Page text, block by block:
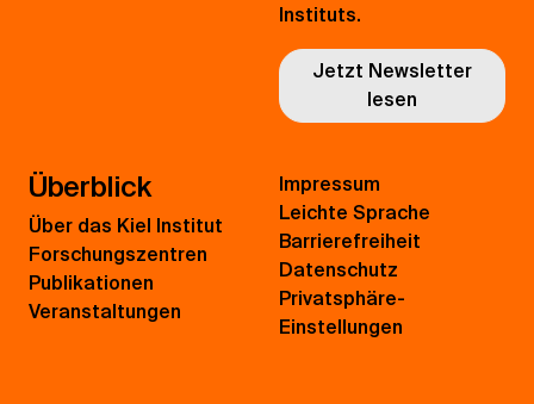
Instituts.
Jetzt Newsletter
lesen
Überblick
Über das Kiel Institut
Forschungszentren
Publikationen
Veranstaltungen
Impressum
Leichte Sprache
Barrierefreiheit
Datenschutz
Privatsphäre-
Einstellungen